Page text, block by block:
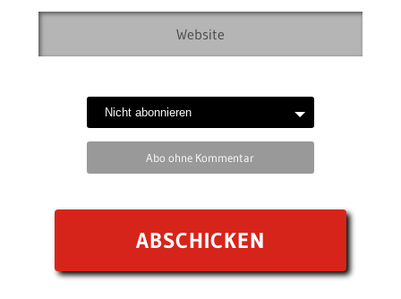
Abo ohne Kommentar